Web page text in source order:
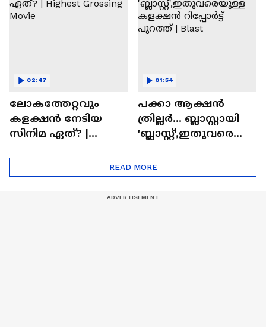
ജൂൺ | Balan
ലോകത്തേറ്റവും
കളക്ഷൻ നേടിയ
സിനിമ ഏത്? |
02:47
പക്കാ ആക്ഷൻ
ത്രില്ലർ... ബ്ലാസ്റ്റായി
'ബ്ലാസ്റ്റ്',ഇതുവരെയു
റിപ്പോർട്ട് പുറത്ത് |
Blast
01:54
READ MORE